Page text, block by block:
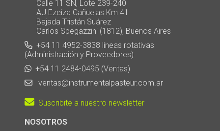
Calle 11 SN, Lote 239-240
AU Ezeiza Cañuelas Km 41
Bajada Tristán Suárez
Carlos Spegazzini (1812), Buenos Aires
+54 11 4952-3838 líneas rotativas
(Administración y Proveedores)
+54 11 2484-0495 (Ventas)
ventas@instrumentalpasteur.com.ar
Suscribite a nuestro newsletter
NOSOTROS